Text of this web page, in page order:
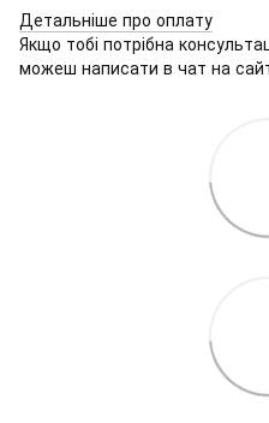
Детальніше про оплату
Якщо тобі потрібна
можеш написати в чат на